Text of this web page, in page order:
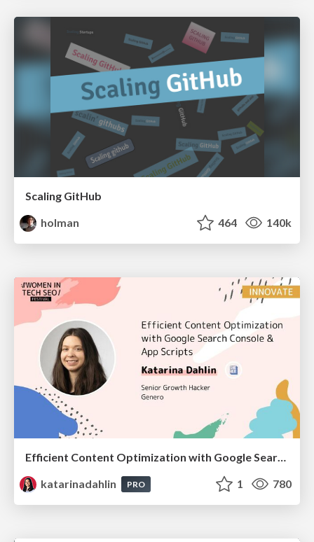
Scaling GitHub
holman
464 140k
katarinadahlin
PRO 1 780